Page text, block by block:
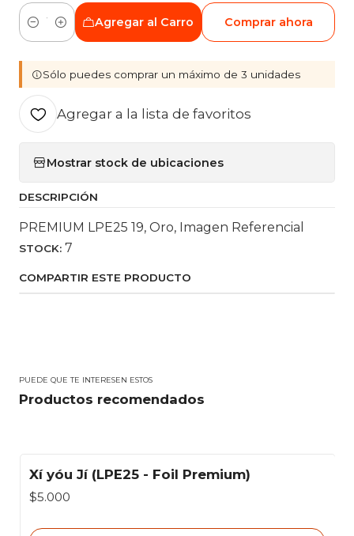
Cantidad
Agregar al Carro Comprar ahora
Sólo puedes comprar un máximo de 3 unidades
Agregar a la lista de favoritos
Mostrar stock de ubicaciones
DESCRIPCIÓN
PREMIUM LPE25 19, Oro, Imagen Referencial
STOCK: 7
COMPARTIR ESTE PRODUCTO
PUEDE QUE TE INTERESEN ESTOS
Productos recomendados
Agotado
Xí yóu Jí (LPE25 - Foil Premium)
$5.000